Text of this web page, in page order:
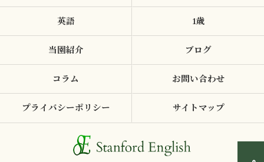
英語 1歳
当園紹介 ブログ
コラム お問い合わせ
プライバシーポリシー サイトマップ